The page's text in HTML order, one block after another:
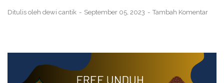
Ditulis oleh dewi cantik September 05, 2023 Tambah Komentar